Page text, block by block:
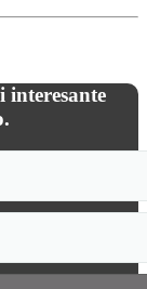
interesante